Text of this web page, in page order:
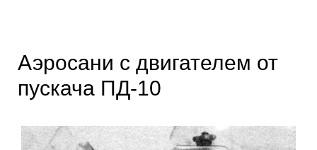
Аэросани с двигателем от
пускача ПД-10